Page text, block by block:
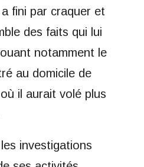
fini par craquer et
des faits qui lui
notamment le
au domicile de
il aurait volé plus
investigations